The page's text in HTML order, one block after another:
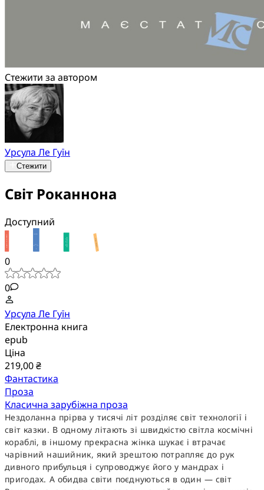
Стежити за автором
Урсула Ле Гуїн
Стежити
Світ Роканнона
Доступний
0
0
Урсула Ле Гуїн
Електронна книга
epub
Ціна
219,00 ₴
Фантастика
Проза
Класична зарубіжна проза
Нездоланна прірва у тисячі літ розділяє світ технології і
світ казки. В одному літають зі швидкістю світла космічні
кораблі, в іншому прекрасна жінка шукає і втрачає
чарівний нашийник, який зрештою потрапляє до рук
дивного прибульця і супроводжує його у мандрах і
пригодах. А обидва світи поєднуються в один — світ